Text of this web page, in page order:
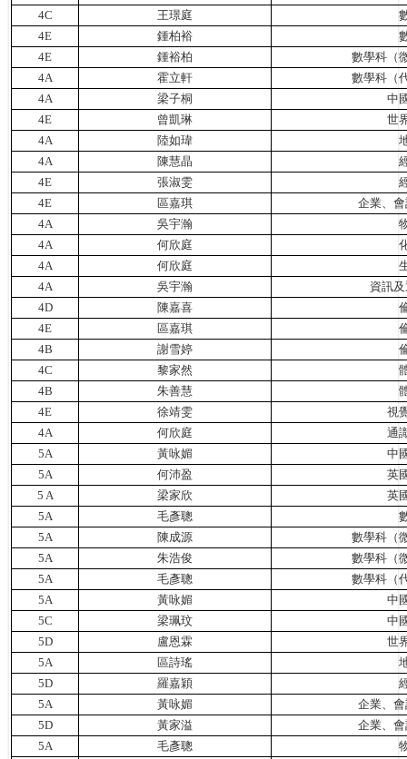
4C
王璟庭
4E
鍾柏裕
4E
鍾裕柏
數學科（
4A
霍立軒
數學科（
4A
梁子桐
中
4E
曾凱琳
世
4A
陸如瑋
4A
陳慧晶
4E
張淑雯
4E
區嘉琪
企業、
4A
吳宇瀚
4A
何欣庭
4A
何欣庭
4A
吳宇瀚
資訊
4D
陳嘉喜
4E
區嘉琪
4B
謝雪婷
4C
黎家然
4B
朱善慧
4E
徐靖雯
視
4A
何欣庭
通
5A
黃咏媚
中
5A
何沛盈
英
5 A
梁家欣
英
5A
毛彥聰
5A
陳成源
數學科（
5A
朱浩俊
數學科（
5A
毛彥聰
數學科（
5A
黃咏媚
中
5C
梁珮玟
中
5D
盧恩霖
世
5A
區詩瑤
5D
羅嘉穎
5A
黃咏媚
企業、
5D
黃家溢
企業、
5A
毛彥聰